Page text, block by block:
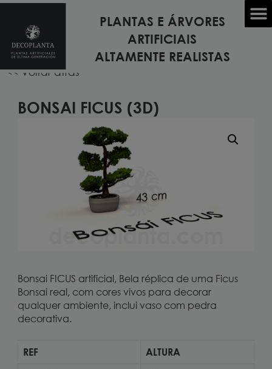
PLANTAS E ÁRVORES
ARTIFICIAIS
ALTAMENTE REALISTAS
Início/PLANTAS EM 3D / Bonsai FICUS (3D)
<< Voltar atrás
BONSAI FICUS (3D)
Bonsai FICUS artificial, Bela réplica de uma Ficus
Bonsai real, com cores vivos para decorar
qualquer ambiente, inclui vaso com pedra
decorativa.
REF
ALTURA